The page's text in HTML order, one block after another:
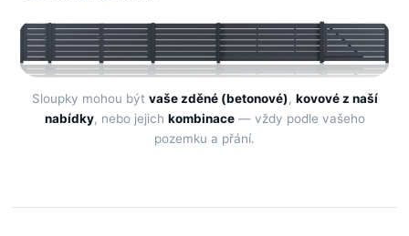
Sloupky mohou být vaše zděné (betonové), kovové z naší
nabídky, nebo jejich kombinace— vždy podle vašeho
pozemku a přání.